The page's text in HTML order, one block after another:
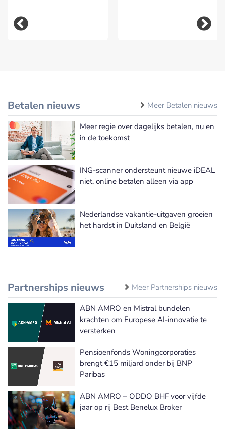
Betalen nieuws Meer Betalen nieuws
Meer regie over dagelijks betalen, nu en
in de toekomst
ING-scanner ondersteunt nieuwe iDEAL
niet, online betalen alleen via app
Nederlandse vakantie-uitgaven groeien
het hardst in Duitsland en België
Partnerships nieuws Meer Partnerships nieuws
ABN AMRO en Mistral bundelen
krachten om Europese AI-innovatie te
versterken
Pensioenfonds Woningcorporaties
brengt €15 miljard onder bij BNP
Paribas
ABN AMRO – ODDO BHF voor vijfde
jaar op rij Best Benelux Broker